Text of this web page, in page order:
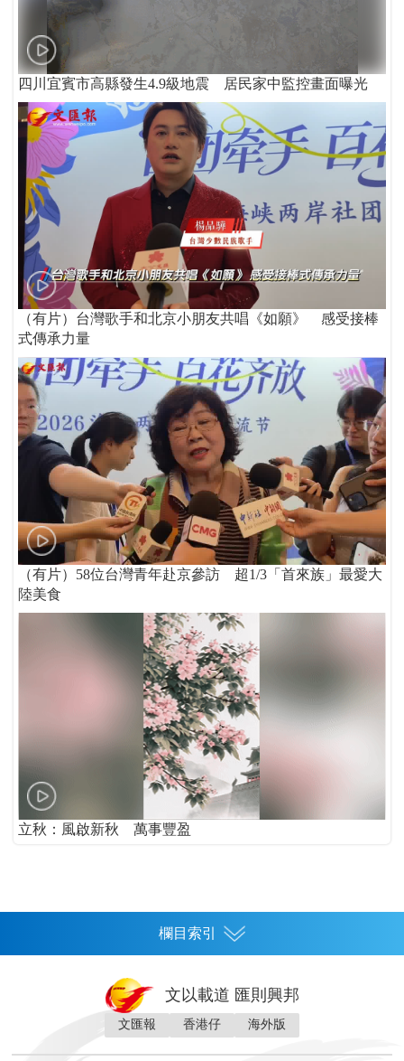
四川宜賓市高縣發生4.9級地震 居民家中監控畫面曝光
（有片）台灣歌手和北京小朋友共唱《如願》 感受接棒
式傳承力量
（有片）58位台灣青年赴京參訪 超1/3「首來族」最愛大
陸美食
立秋：風啟新秋 萬事豐盈
欄目索引
灣區人
文以載道 匯則興邦
文匯報 香港仔 海外版